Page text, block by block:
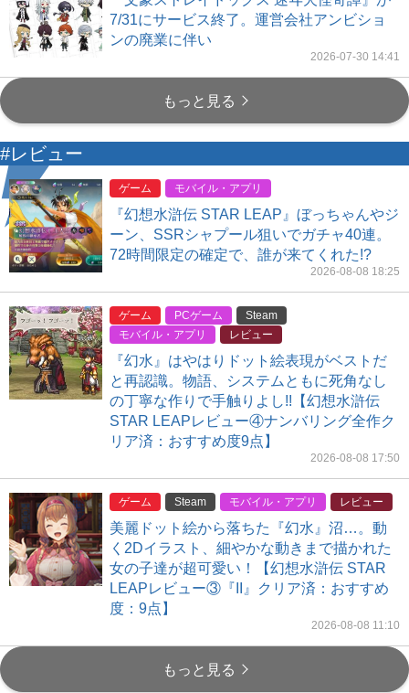
7/31にサービス終了。運営会社アンビショ
ンの廃業に伴い
2026-07-30 14:41
もっと見る
#レビュー
ゲーム モバイル・アプリ
『幻想水滸伝 STAR LEAP』ぼっちゃんやジ
ーン、SSRシャプール狙いでガチャ40連。
72時間限定の確定で、誰が来てくれた!?
2026-08-08 18:25
ゲーム PCゲーム
Steam
モバイル・アプリ
レビュー
『幻水』はやはりドット絵表現がベストだ
と再認識。物語、システムともに死角なし
の丁寧な作りで手触りよし!!【幻想水滸伝
STAR LEAPレビュー④ナンバリング全作ク
リア済：おすすめ度9点】
2026-08-08 17:50
ゲーム Steam モバイル・アプリ レビュー
美麗ドット絵から落ちた『幻水』沼…。動
く2Dイラスト、細やかな動きまで描かれた
女の子達が超可愛い！【幻想水滸伝 STAR
LEAPレビュー③『II』クリア済：おすすめ
度：9点】
2026-08-08 11:10
もっと見る